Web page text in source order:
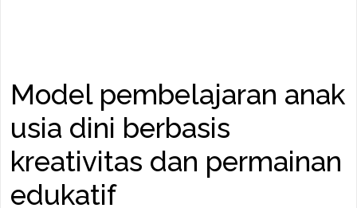
Model pembelajaran anak
usia dini berbasis
kreativitas dan permainan
edukatif